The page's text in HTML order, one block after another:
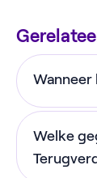
Wanneer
De eerste
afsluiten
Welke